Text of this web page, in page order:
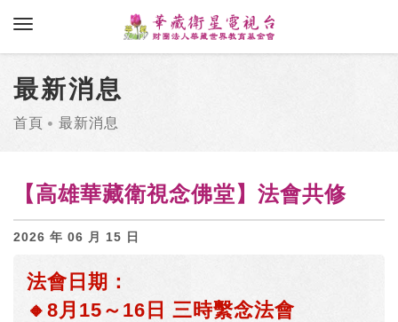
toggle navigation
最新消息
首頁 最新消息
【高雄華藏衛視念佛堂】法會共修
2026 年 06 月 15 日
法會日期：
🔸8月15～16日 三時繫念法會